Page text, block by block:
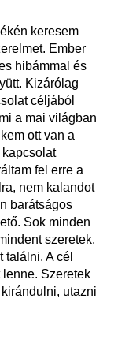
keresem
Ember
hibámmal és
Kizárólag
céljából
a mai világban
ott van a
kapcsolat
fel erre a
nem kalandot
barátságos
Sok minden
szeretek.
találni. A cél
Szeretek
utazni